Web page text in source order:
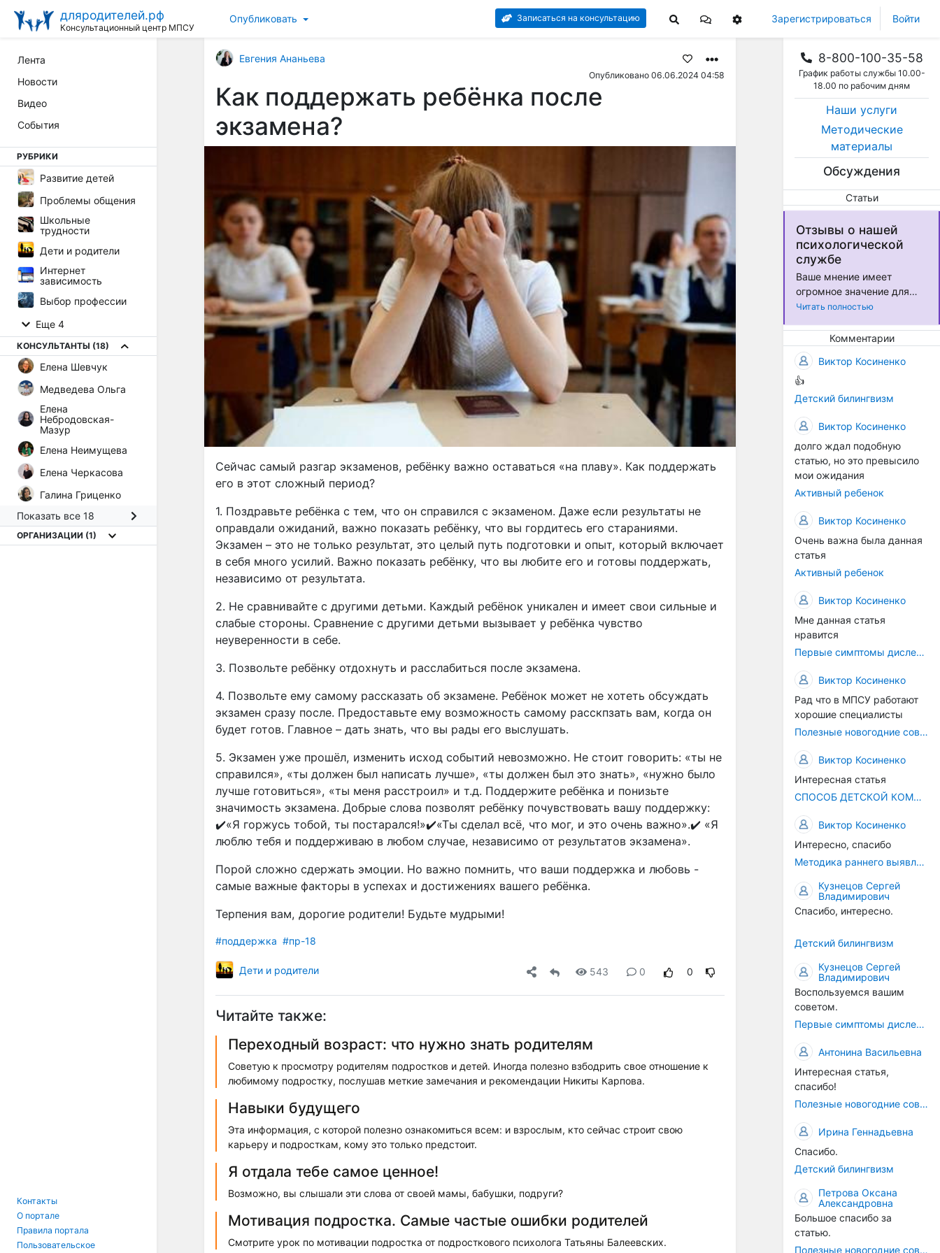
дляродителей.рф
Консультационный центр МПСУ
Опубликовать Записаться на консультацию Зарегистрироваться Войти
Лента
Новости
Видео
События
РУБРИКИ
Развитие детей
Проблемы общения
Школьные
трудности
Дети и родители
Интернет
зависимость
Выбор профессии
Еще 4
КОНСУЛЬТАНТЫ (18)
Елена Шевчук
Медведева Ольга
Елена
Небродовская-
Мазур
Елена Неимущева
Елена Черкасова
Галина Гриценко
Показать все 18
ОРГАНИЗАЦИИ (1)
Контакты
О портале
Правила портала
Пользовательское
Евгения Ананьева
Опубликовано 06.06.2024 04:58
Как поддержать ребёнка после
экзамена?
Сейчас самый разгар экзаменов, ребёнку важно оставаться «на плаву». Как поддержать
его в этот сложный период?
1. Поздравьте ребёнка с тем, что он справился с экзаменом. Даже если результаты не
оправдали ожиданий, важно показать ребёнку, что вы гордитесь его стараниями.
Экзамен – это не только результат, это целый путь подготовки и опыт, который включает
в себя много усилий. Важно показать ребёнку, что вы любите его и готовы поддержать,
независимо от результата.
2. Не сравнивайте с другими детьми. Каждый ребёнок уникален и имеет свои сильные и
слабые стороны. Сравнение с другими детьми вызывает у ребёнка чувство
неуверенности в себе.
3. Позвольте ребёнку отдохнуть и расслабиться после экзамена.
4. Позвольте ему самому рассказать об экзамене. Ребёнок может не хотеть обсуждать
экзамен сразу после. Предоставьте ему возможность самому расскпзать вам, когда он
будет готов. Главное – дать знать, что вы рады его выслушать.
5. Экзамен уже прошёл, изменить исход событий невозможно. Не стоит говорить: «ты не
справился», «ты должен был написать лучше», «ты должен был это знать», «нужно было
лучше готовиться», «ты меня расстроил» и т.д. Поддержите ребёнка и понизьте
значимость экзамена. Добрые слова позволят ребёнку почувствовать вашу поддержку:
✔️«Я горжусь тобой, ты постарался!»✔️«Ты сделал всё, что мог, и это очень важно».✔️ «Я
люблю тебя и поддерживаю в любом случае, независимо от результатов экзамена».
Порой сложно сдержать эмоции. Но важно помнить, что ваши поддержка и любовь -
самые важные факторы в успехах и достижениях вашего ребёнка.
Терпения вам, дорогие родители! Будьте мудрыми!
#поддержка #пр-18
Дети и родители 543 0 0
Читайте также:
Переходный возраст: что нужно знать родителям
Советую к просмотру родителям подростков и детей. Иногда полезно взбодрить свое отношение к
любимому подростку, послушав меткие замечания и рекомендации Никиты Карпова.
Навыки будущего
Эта информация, с которой полезно ознакомиться всем: и взрослым, кто сейчас строит свою
карьеру и подросткам, кому это только предстоит.
Я отдала тебе самое ценное!
Возможно, вы слышали эти слова от своей мамы, бабушки, подруги?
Мотивация подростка. Самые частые ошибки родителей
Смотрите урок по мотивации подростка от подросткового психолога Татьяны Балеевских.
8-800-100-35-58
График работы службы 10.00-
18.00 по рабочим дням
Наши услуги
Методические
материалы
Обсуждения
Статьи
Отзывы о нашей
психологической
службе
Ваше мнение имеет
огромное значение для
нас! Мы стремимся
высококачественные
услуги для родителей и
непрерывно работаем над
улучшением нашей
практики. Ваш
поможет нам лучше
понять ваши потребности и
предоставить вам ещё
более эффективную
поддержку.
Читать полностью
Комментарии
Виктор Косиненко
👍
Детский билингвизм
Виктор Косиненко
долго ждал подобную
статью, но это превысило
мои ожидания
Активный ребенок
Виктор Косиненко
Очень важна была данная
статья
Активный ребенок
Виктор Косиненко
Мне данная статья
нравится
Первые симптомы дислексии
Виктор Косиненко
Рад что в МПСУ работают
хорошие специалисты
Полезные новогодние советы
Виктор Косиненко
Интересная статья
СПОСОБ ДЕТСКОЙ КОММУНИКАЦИИ – РЕЧЬ!
Виктор Косиненко
Интересно, спасибо
Методика раннего выявления предрасположенности к дислексии
Кузнецов Сергей
Владимирович
Спасибо, интересно.
Детский билингвизм
Кузнецов Сергей
Владимирович
Воспользуемся вашим
советом.
Первые симптомы дислексии
Антонина Васильевна
Интересная статья,
спасибо!
Полезные новогодние советы
Ирина Геннадьевна
Спасибо.
Детский билингвизм
Петрова Оксана
Александровна
Большое спасибо за
статью.
Полезные новогодние советы